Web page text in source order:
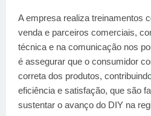
A empresa realiza treinamentos
venda e parceiros comerciais,
técnica e na comunicação nos
é assegurar que o consumidor
correta dos produtos,
eficiência e satisfação, que são
sustentar o avanço do DIY na